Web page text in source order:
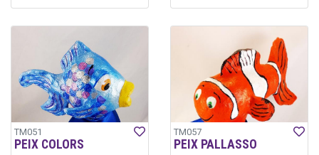
TM051
PEIX COLORS
TM057
PEIX PALLASSO